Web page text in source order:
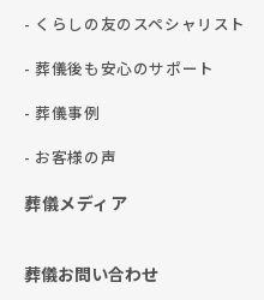
- くらしの友のスペシャリスト
- 葬儀後も安心のサポート
- 葬儀事例
- お客様の声
葬儀メディア
葬儀お問い合わせ